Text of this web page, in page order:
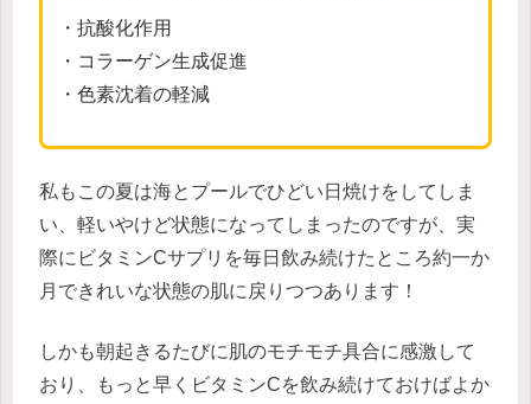
・抗酸化作用
・コラーゲン生成促進
・色素沈着の軽減
私もこの夏は海とプールでひどい日焼けをしてしま
い、軽いやけど状態になってしまったのですが、実
際にビタミンCサプリを毎日飲み続けたところ約一か
月できれいな状態の肌に戻りつつあります！
しかも朝起きるたびに肌のモチモチ具合に感激して
おり、もっと早くビタミンCを飲み続けておけばよか